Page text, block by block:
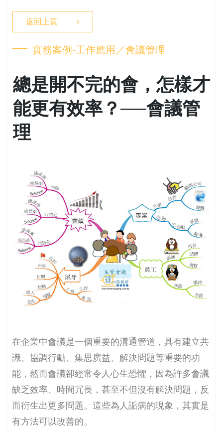
返回上頁
實務案例-工作應用／會議管理
總是開不完的會，怎樣才
能更有效率？──會議管
理
在企業中會議是一個重要的溝通管道，具有建立共
識、協調行動、集思廣益、解決問題等重要的功
能，然而會議卻經常令人心生恐懼，因為許多會議
缺乏效率、時間冗長，甚至不但沒有解決問題，反
而衍生出更多問題。這些為人詬病的現象，其實是
有方法可以改善的。